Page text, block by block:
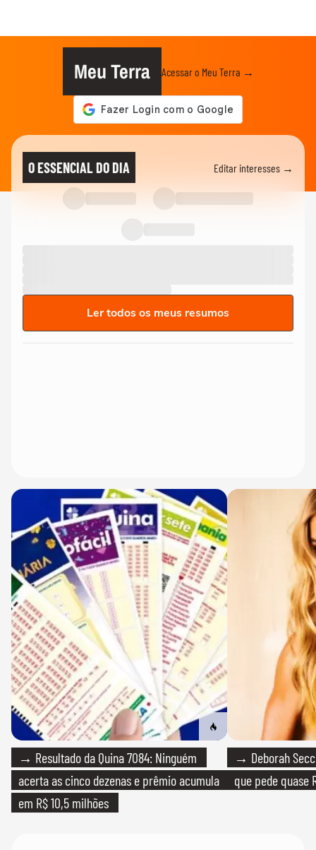
Meu Terra Acessar o Meu Terra →
O ESSENCIAL DO DIA Editar interesses →
Ler todos os meus resumos
→ Resultado da Quina 7084: Ninguém
acerta as cinco dezenas e prêmio acumula
em R$ 10,5 milhões
→ Deborah
que pede quase